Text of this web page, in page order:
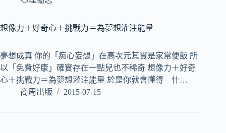
想像力＋好奇心＋挑戰力＝為夢想灌注能量
夢想成真 你的「痴心妄想」在高次元其實是家常便飯 所
以「免費好康」確實存在一點兒也不稀奇 想像力＋好奇
心＋挑戰力＝為夢想灌注能量 於是你就會懂得 什…
商周出版
2015-07-15